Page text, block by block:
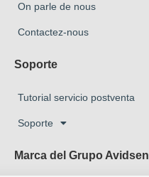
On parle de nous
Contactez-nous
Soporte
Tutorial servicio postventa
Soporte
Marca del Grupo Avidsen